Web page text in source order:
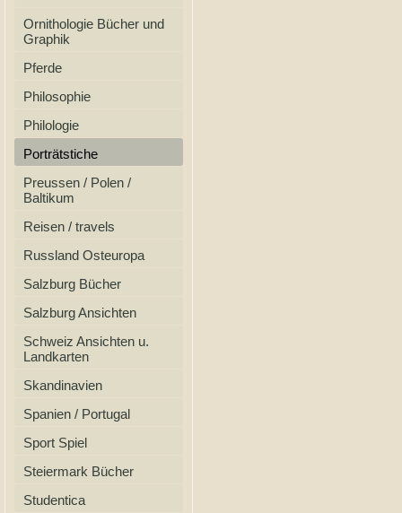
Ornithologie Bücher und
Graphik
Pferde
Philosophie
Philologie
Porträtstiche
Preussen / Polen /
Baltikum
Reisen / travels
Russland Osteuropa
Salzburg Bücher
Salzburg Ansichten
Schweiz Ansichten u.
Landkarten
Skandinavien
Spanien / Portugal
Sport Spiel
Steiermark Bücher
Studentica